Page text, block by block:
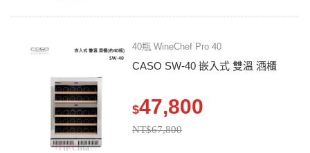
40瓶 WineChef Pro 40
CASO SW-40 嵌入式 雙溫 酒櫃
$47,800
NT$67,800